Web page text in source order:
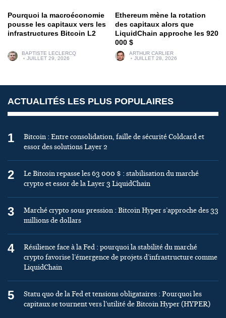
Pourquoi la macroéconomie
pousse les capitaux vers les
infrastructures Bitcoin L2
BAPTISTE LECLERCQ
JUILLET 29, 2026
Ethereum mène la rotation
des capitaux alors que
LiquidChain approche les 920
000 $
ARTHUR CARLIER
JUILLET 28, 2026
ACTUALITÉS LES PLUS POPULAIRES
1
Bitcoin : Entre consolidation, faille de sécurité Coldcard et
essor des solutions Layer 2
2
Le Bitcoin repasse les 63 000 $ : stabilisation du marché
crypto et essor de la Layer 3 LiquidChain
3
Marché crypto sous pression : Bitcoin Hyper s’approche des 33
millions de dollars
4
Résilience face à la Fed : pourquoi la stabilité du marché
crypto favorise l’émergence de projets d’infrastructure comme
LiquidChain
5
Statu quo de la Fed et tensions obligataires : Pourquoi les
capitaux se tournent vers l’utilité de Bitcoin Hyper (HYPER)